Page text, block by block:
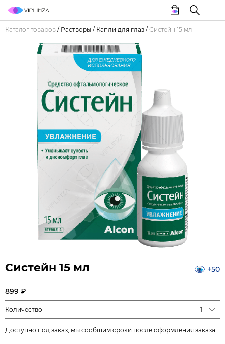
Каталог товаров / Растворы / Капли для глаз / Систейн 15 мл
+50
Систейн 15 мл
899 ₽
Количество 1
Доступно под заказ, мы сообщим сроки после оформления заказа